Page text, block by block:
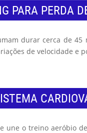
PARA PERDA
durar cerca de
de velocidade e
une o treino aeróbio